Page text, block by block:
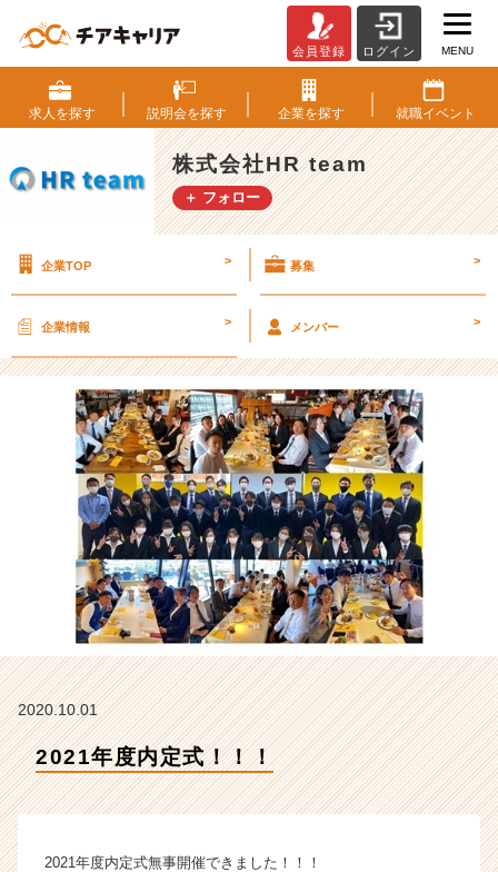
0
2
1
年
度
内
式
H
R
t
e
a
m
の
タ
イ
ム
ラ
イ
ン】
ャ
企
会員登録 ログイン MENU
求人を探す 説明会を探す 企業を探す 就職イベント
株式会社HR team
＋ フォロー
企業TOP > 募集 >
企業情報 > メンバー >
2020.10.01
2021年度内定式！！！
2021年度内定式無事開催できました！！！